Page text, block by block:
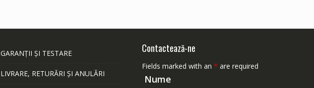
GARANȚII ȘI TESTARE
LIVRARE, RETURĂRI ȘI ANULĂRI
Contactează-ne
Fields marked with an * are required
Nume